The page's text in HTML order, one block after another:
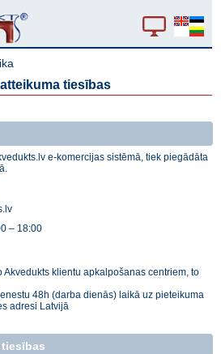
tiesības
e-komercijas sistēmā, tiek piegādāta
– 18:00
Akvedukts klientu apkalpošanas centriem, to
48h (darba dienās) laikā uz pieteikuma
adresi Latvijā